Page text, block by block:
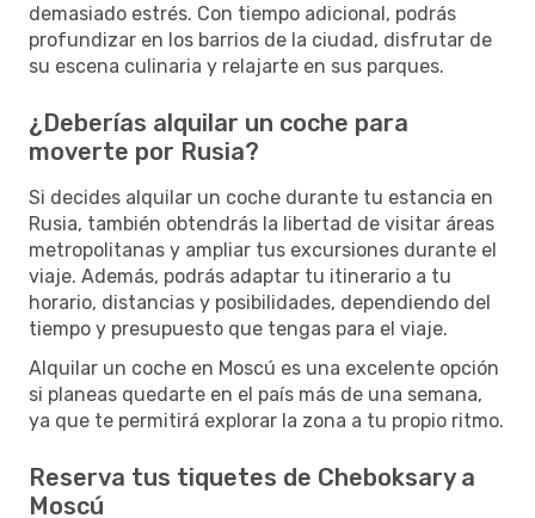
demasiado estrés. Con tiempo adicional, podrás
profundizar en los barrios de la ciudad, disfrutar de
su escena culinaria y relajarte en sus parques.
¿Deberías alquilar un coche para
moverte por Rusia?
Si decides alquilar un coche durante tu estancia en
Rusia, también obtendrás la libertad de visitar áreas
metropolitanas y ampliar tus excursiones durante el
viaje. Además, podrás adaptar tu itinerario a tu
horario, distancias y posibilidades, dependiendo del
tiempo y presupuesto que tengas para el viaje.
Alquilar un coche en Moscú es una excelente opción
si planeas quedarte en el país más de una semana,
ya que te permitirá explorar la zona a tu propio ritmo.
Reserva tus tiquetes de Cheboksary a
Moscú